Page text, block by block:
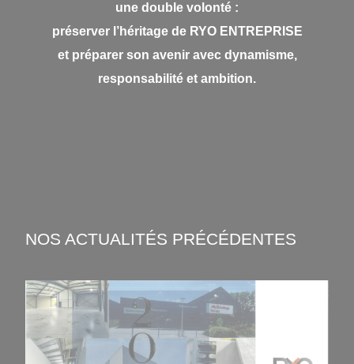
une double volonté :
préserver l’héritage de RYO ENTREPRISE
et préparer son avenir avec dynamisme,
responsabilité et ambition.
NOS ACTUALITÉS PRÉCÉDENTES